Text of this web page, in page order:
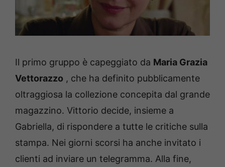
Il primo gruppo è capeggiato da Maria Grazia
Vettorazzo , che ha definito pubblicamente
oltraggiosa la collezione concepita dal grande
magazzino. Vittorio decide, insieme a
Gabriella, di rispondere a tutte le critiche sulla
stampa. Nei giorni scorsi ha anche invitato i
clienti ad inviare un telegramma. Alla fine,